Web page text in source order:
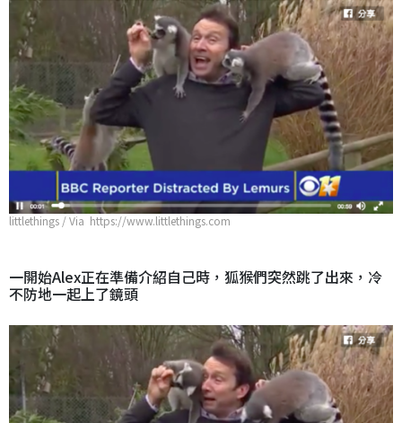
littlethings / Via https://www.littlethings.com
一開始Alex正在準備介紹自己時，狐猴們突然跳了出來，冷
不防地一起上了鏡頭